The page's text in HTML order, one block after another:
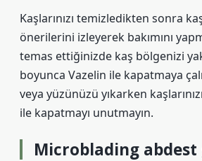
Kaşlarınızı temizledikten sonra
önerilerini izleyerek bakımını
temas ettiğinizde kaş bölgenizi
boyunca Vazelin ile kapatmaya
veya yüzünüzü yıkarken
ile kapatmayı unutmayın.
Microblading abdest